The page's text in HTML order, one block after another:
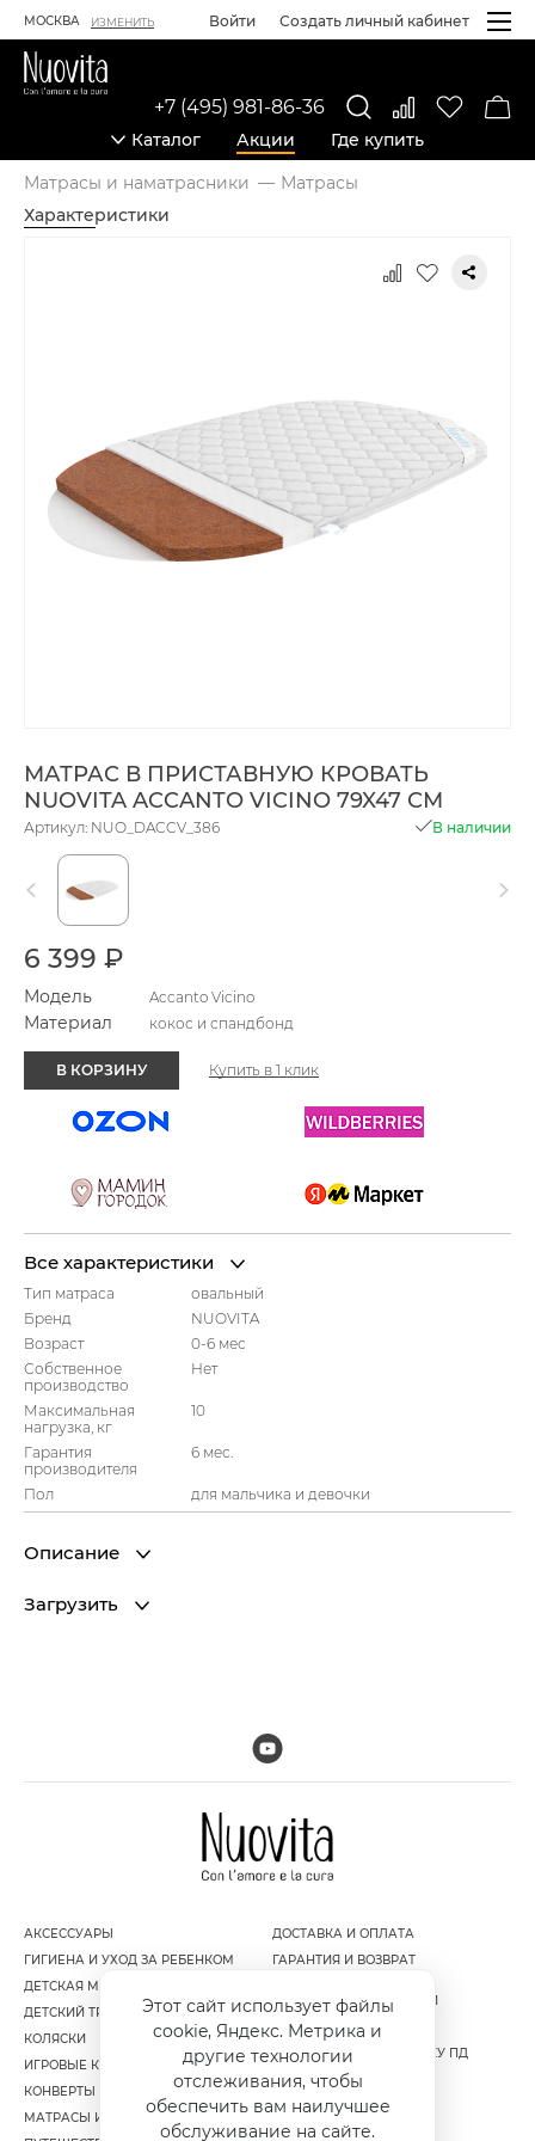
МОСКВА ИЗМЕНИТЬ Войти Создать личный кабинет
Каталог Акции Где купить
+7 (495) 981-86-36
Матрасы и наматрасники
Матрасы
Характеристики
МАТРАС В ПРИСТАВНУЮ КРОВАТЬ
NUOVITA ACCANTO VICINO 79X47 СМ
Артикул: NUO_DACCV_386 В наличии
6 399 ₽
Модель Accanto Vicino
Материал кокос и спандбонд
В КОРЗИНУ Купить в 1 клик
Все характеристики
Тип матраса
овальный
Бренд
NUOVITA
Возраст
0-6 мес
Собственное
производство
Нет
Максимальная
нагрузка, кг
10
Гарантия
производителя
6 мес.
Пол для мальчика и девочки
Описание
Загрузить
АКСЕССУАРЫ
ГИГИЕНА И УХОД ЗА РЕБЕНКОМ
ДЕТСКАЯ МЕБЕЛЬ
ДЕТСКИЙ ТРАНСПОРТ
КОЛЯСКИ
ИГРОВЫЕ КОМПЛЕКСЫ
КОНВЕРТЫ И МУФТЫ
МАТРАСЫ И НАМАТРАСНИКИ
ДОСТАВКА И ОПЛАТА
ГАРАНТИЯ И ВОЗВРАТ
КОНФИДЕНЦИАЛЬНОСТИ
ПУБЛИЧНАЯ ОФЕРТА
СОГЛАСИЕ НА ОБРАБОТКУ ПД
Этот сайт использует файлы
cookie, Яндекс. Метрика и
другие технологии
отслеживания, чтобы
обеспечить вам наилучшее
обслуживание на сайте.